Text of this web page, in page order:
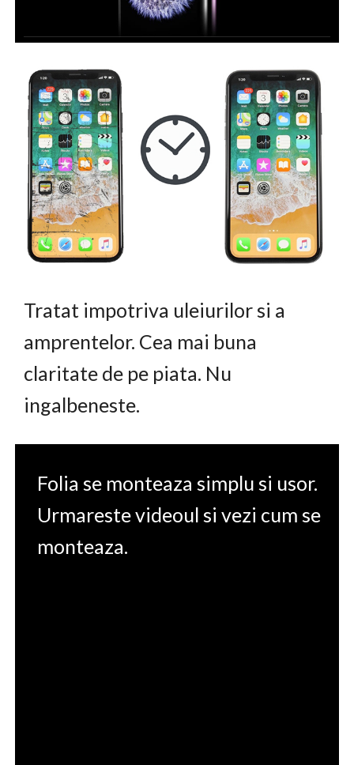
Tratat impotriva uleiurilor si a
amprentelor. Cea mai buna
claritate de pe piata. Nu
ingalbeneste.
Folia se monteaza simplu si usor.
Urmareste videoul si vezi cum se
monteaza.